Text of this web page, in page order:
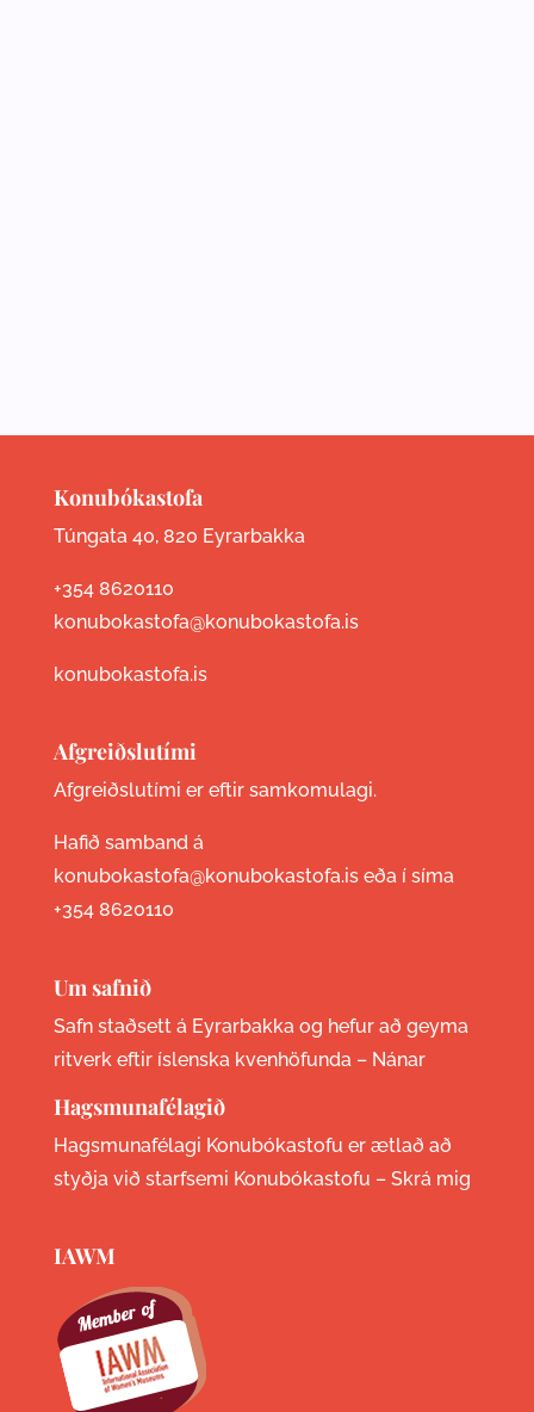
Konubókastofa
Túngata 40, 820 Eyrarbakka
+354 8620110
konubokastofa@konubokastofa.is
konubokastofa.is
Afgreiðslutími
Afgreiðslutími er eftir samkomulagi.
Hafið samband á
konubokastofa@konubokastofa.is eða í síma
+354 8620110
Um safnið
Safn staðsett á Eyrarbakka og hefur að geyma
ritverk eftir íslenska kvenhöfunda – Nánar
Hagsmunafélagið
Hagsmunafélagi Konubókastofu er ætlað að
styðja við starfsemi Konubókastofu – Skrá mig
IAWM